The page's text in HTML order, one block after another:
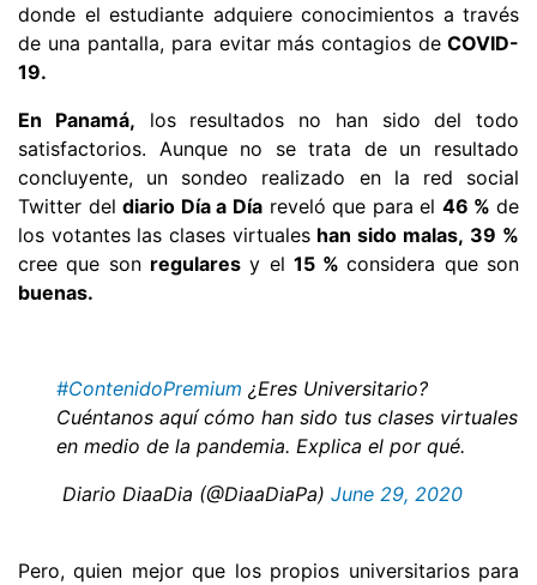
donde el estudiante adquiere conocimientos a través
de una pantalla, para evitar más contagios de COVID-
19.
En Panamá, los resultados no han sido del todo
satisfactorios. Aunque no se trata de un resultado
concluyente, un sondeo realizado en la red social
Twitter deldiario Día a Díareveló que para el 46 %de
los votantes las clases virtuales han sido malas, 39 %
cree que son regularesy el 15 %considera que son
buenas.
#ContenidoPremium ¿Eres Universitario?
Cuéntanos aquí cómo han sido tus clases virtuales
en medio de la pandemia. Explica el por qué.
 Diario DiaaDia (@DiaaDiaPa) June 29, 2020
Pero, quien mejor que los propios universitarios para